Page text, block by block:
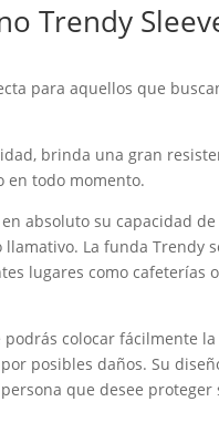
Trendy
para aquellos que
brinda una gran
en todo momento.
absoluto su capacidad
La funda Trendy
lugares como cafeterías
colocar fácilmente
posibles daños. Su
que desee